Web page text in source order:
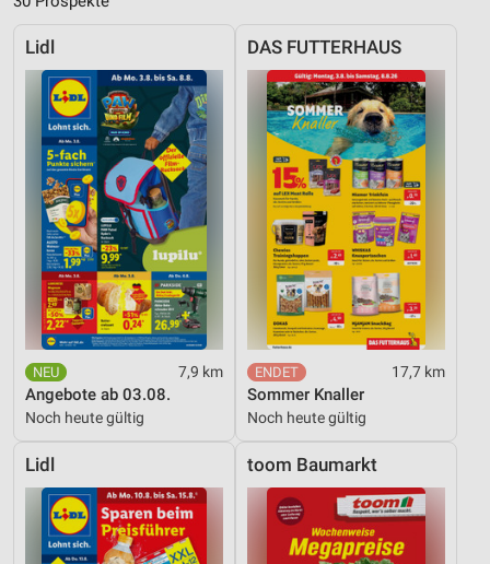
Lidl
7,9 km
Angebote ab 03.08.
Noch heute gültig
DAS FUTTERHAUS
17,7 km
Sommer Knaller
Noch heute gültig
Lidl toom Baumarkt